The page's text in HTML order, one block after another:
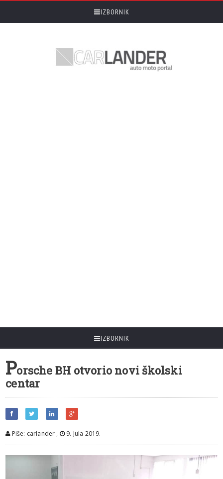
IZBORNIK
IZBORNIK
Porsche BH otvorio novi školski
centar
Piše: carlander , 9. Jula 2019.